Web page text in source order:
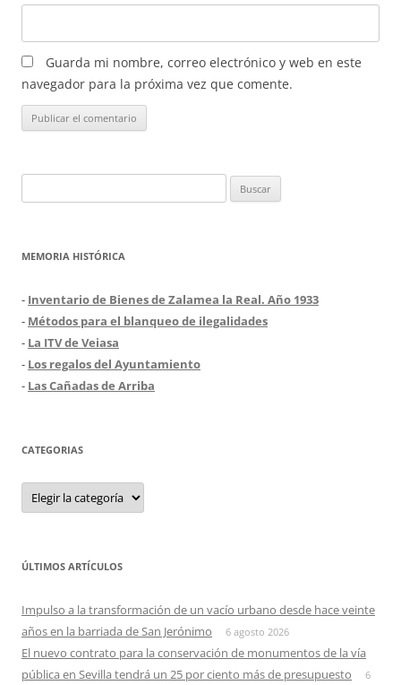
Guarda mi nombre, correo electrónico y web en este
navegador para la próxima vez que comente.
MEMORIA HISTÓRICA
- Inventario de Bienes de Zalamea la Real. Año 1933
- Métodos para el blanqueo de ilegalidades
- La ITV de Veiasa
- Los regalos del Ayuntamiento
- Las Cañadas de Arriba
CATEGORIAS
Categorias
ÚLTIMOS ARTÍCULOS
Impulso a la transformación de un vacío urbano desde hace veinte
años en la barriada de San Jerónimo
6 agosto 2026
El nuevo contrato para la conservación de monumentos de la vía
pública en Sevilla tendrá un 25 por ciento más de presupuesto
6